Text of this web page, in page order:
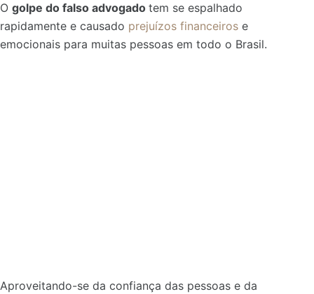
O golpe do falso advogado tem se espalhado
rapidamente e causado prejuízos financeiros e
emocionais para muitas pessoas em todo o Brasil.
Aproveitando-se da confiança das pessoas e da